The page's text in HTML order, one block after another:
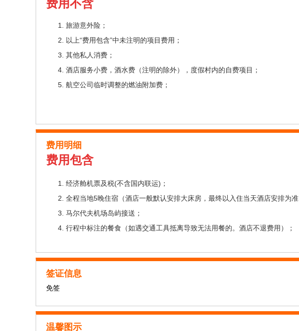
费用不含
旅游意外险；
以上“费用包含”中未注明的项目费用；
其他私人消费；
酒店服务小费，酒水费（注明的除外），度假村内的自费项目；
航空公司临时调整的燃油附加费；
费用明细
费用包含
经济舱机票及税(不含国内联运)；
全程当地5晚住宿（酒店一般默认安排大床房，最终以入住当天酒店安排为准
马尔代夫机场岛屿接送；
行程中标注的餐食（如遇交通工具抵离导致无法用餐的。酒店不退
签证信息
免签
温馨图示